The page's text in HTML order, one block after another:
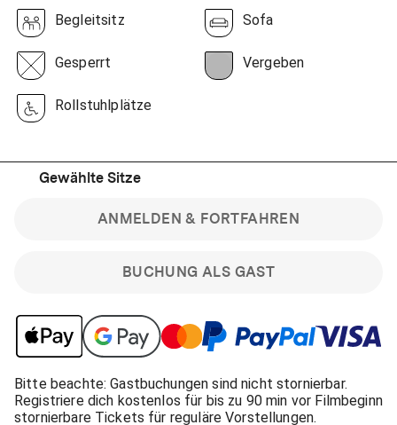
Begleitsitz Sofa
Gesperrt Vergeben
Rollstuhlplätze
Gewählte Sitze
BUCHUNG ALS GAST
ANMELDEN & FORTFAHREN
Bitte beachte: Gastbuchungen sind nicht stornierbar.
Registriere dich kostenlos für bis zu 90 min vor Filmbeginn
stornierbare Tickets für reguläre Vorstellungen.